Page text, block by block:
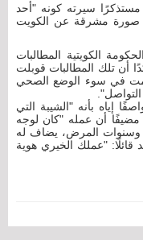
مستذكرًا سيرته كونه "أحد
صورة مشرقة عن الكويت
الكويتية المطالبات
أن تلك المطالبات قوبلت
في سوء الوضع الصحي
إياه بأنه "الشيبة التي
أن عمله "كان لوجه
وسنوات المرض، يضاف له
قائلًا: "عملك الخيري هوية